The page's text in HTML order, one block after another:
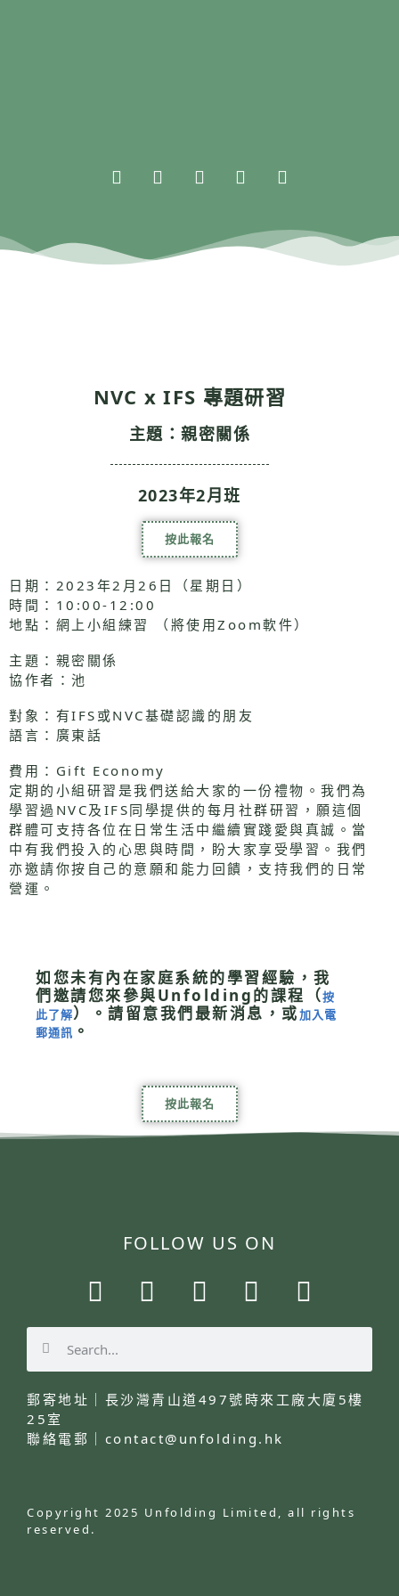
NVC x IFS 專題研習​
主題：親密關係
2023年2月班
按此報名
日期：2023年2月26日（星期日）
時間：10:00-12:00
地點：網上小組練習 （將使用Zoom軟件）
主題：親密關係
協作者：池
對象：有IFS或NVC基礎認識的朋友
語言：廣東話
費用：Gift Economy
定期的小組研習是我們送給大家的一份禮物。我們為
學習過NVC及IFS同學提供的每月社群研習，願這個
群體可支持各位在日常生活中繼續實踐愛與真誠。當
中有我們投入的心思與時間，盼大家享受學習。我們
亦邀請你按自己的意願和能力回饋，支持我們的日常
營運。
如您未有內在家庭系統的學習經驗，我
們邀請您來參與Unfolding的課程（按
此了解）。請留意我們最新消息，或加入電
郵通訊 。
按此報名
FOLLOW US ON
郵寄地址｜長沙灣青山道497號時來工廠大廈5樓
25室
聯絡電郵｜ contact@unfolding.hk
Copyright 2025 Unfolding Limited
, all rights
reserved.